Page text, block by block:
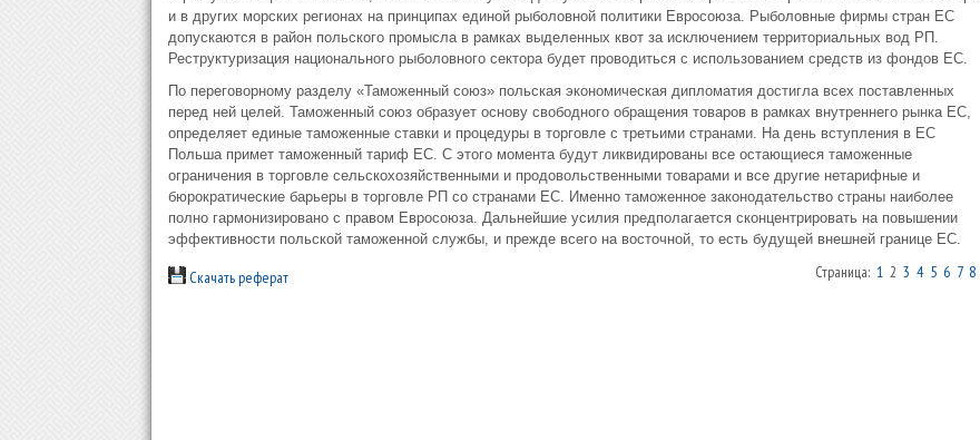
и в других морских регионах на принципах единой рыболовной политики Евросоюза. Рыболовные фирмы стран ЕС
допускаются в район польского промысла в рамках выделенных квот за исключением территориальных вод РП.
Реструктуризация национального рыболовного сектора будет проводиться с использованием средств из фондов ЕС.
По переговорному разделу «Таможенный союз» польская экономическая дипломатия достигла всех поставленных
перед ней целей. Таможенный союз образует основу свободного обращения товаров в рамках внутреннего рынка ЕС,
определяет единые таможенные ставки и процедуры в торговле с третьими странами. На день вступления в ЕС
Польша примет таможенный тариф ЕС. С этого момента будут ликвидированы все остающиеся таможенные
ограничения в торговле сельскохозяйственными и продовольственными товарами и все другие нетарифные и
бюрократические барьеры в торговле РП со странами ЕС. Именно таможенное законодательство страны наиболее
полно гармонизировано с правом Евросоюза. Дальнейшие усилия предполагается сконцентрировать на повышении
эффективности польской таможенной службы, и прежде всего на восточной, то есть будущей внешней границе ЕС.
Скачать реферат Страница: 12 3 4 5 6 7 8